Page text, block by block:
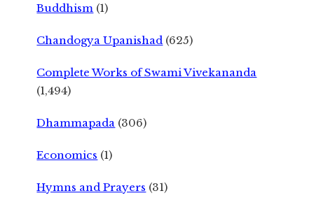
Buddhism (1)
Chandogya Upanishad (625)
Complete Works of Swami Vivekananda
(1,494)
Dhammapada (306)
Economics (1)
Hymns and Prayers (31)